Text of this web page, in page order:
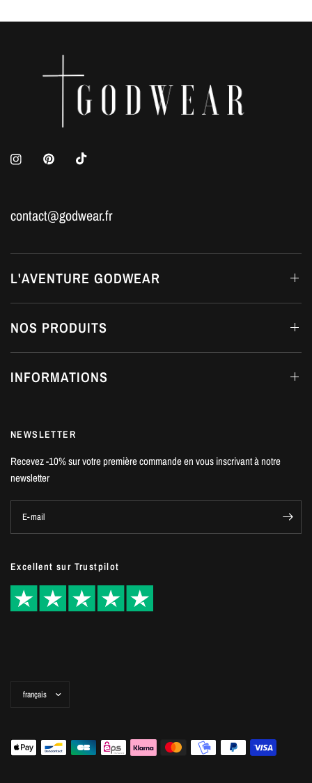
contact@godwear.fr
L'AVENTURE GODWEAR
NOS PRODUITS
INFORMATIONS
NEWSLETTER
Recevez -10% sur votre première commande en vous inscrivant à notre
newsletter
E-mail
Excellent sur Trustpilot
pays/la
région